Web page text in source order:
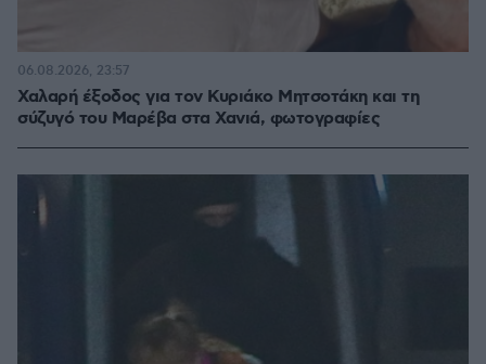
Χαλαρή έξοδος για τον Κυριάκο Μητσοτάκη και τη
σύζυγό του Μαρέβα στα Χανιά, φωτογραφίες
06.08.2026, 23:57